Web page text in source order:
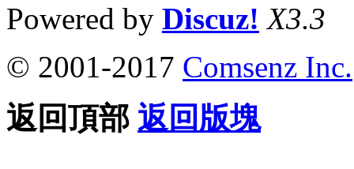
Powered by Discuz! X3.3
© 2001-2017 Comsenz Inc.
返回頂部 返回版塊